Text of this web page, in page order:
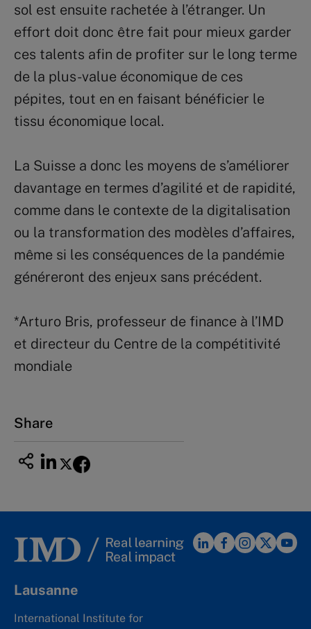
sol est ensuite rachetée à l’étranger. Un
effort doit donc être fait pour mieux garder
ces talents afin de profiter sur le long terme
de la plus-value économique de ces
pépites, tout en en faisant bénéficier le
tissu économique local.
La Suisse a donc les moyens de s’améliorer
davantage en termes d’agilité et de rapidité,
comme dans le contexte de la digitalisation
ou la transformation des modèles d’affaires,
même si les conséquences de la pandémie
généreront des enjeux sans précédent.
*Arturo Bris, professeur de finance à l’IMD
et directeur du Centre de la compétitivité
mondiale
Share
Lausanne
International Institute for